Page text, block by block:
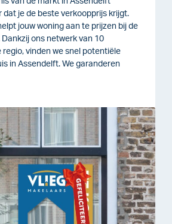
dat je de beste verkoopprijs krijgt.
jouw woning aan te prijzen bij de
ons netwerk van 10
regio, vinden we snel potentiële
in Assendelft. We garanderen